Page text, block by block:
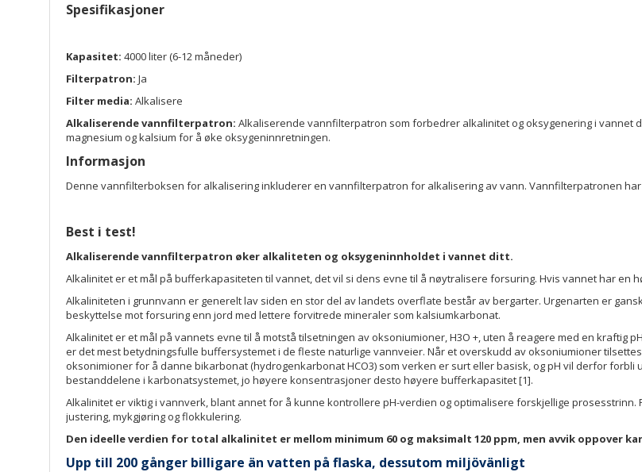
Spesifikasjoner
Kapasitet: 4000 liter (6-12 måneder)
Filterpatron: Ja
Filter media: Alkalisere
Alkaliserende vannfilterpatron: Alkaliserende vannfilterpatron som forbedrer alkalinitet og oksygenering i vannet
magnesium og kalsium for å øke oksygeninnretningen.
Informasjon
Denne vannfilterboksen for alkalisering inkluderer en vannfilterpatron for alkalisering av vann. Vannfilterpatronen har
Best i test!
Alkaliserende vannfilterpatron øker alkaliteten og oksygeninnholdet i vannet ditt.
Alkalinitet er et mål på bufferkapasiteten til vannet, det vil si dens evne til å nøytralisere forsuring. Hvis vannet har en
Alkaliniteten i grunnvann er generelt lav siden en stor del av landets overflate består av bergarter. Urgenarten er
beskyttelse mot forsuring enn jord med lettere forvitrede mineraler som kalsiumkarbonat.
Alkalinitet er et mål på vannets evne til å motstå tilsetningen av oksoniumioner, H3O +, uten å reagere med en kraftig
er det mest betydningsfulle buffersystemet i de fleste naturlige vannveier. Når et overskudd av oksoniumioner
oksonimioner for å danne bikarbonat (hydrogenkarbonat HCO3) som verken er surt eller basisk, og pH vil derfor
bestanddelene i karbonatsystemet, jo høyere konsentrasjoner desto høyere bufferkapasitet [1].
Alkalinitet er viktig i vannverk, blant annet for å kunne kontrollere pH-verdien og optimalisere forskjellige
justering, mykgjøring og flokkulering.
Den ideelle verdien for total alkalinitet er mellom minimum 60 og maksimalt 120 ppm, men avvik oppover
Upp till 200 gånger billigare än vatten på flaska, dessutom miljövänligt